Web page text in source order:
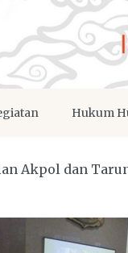
Hukum
Akpol dan